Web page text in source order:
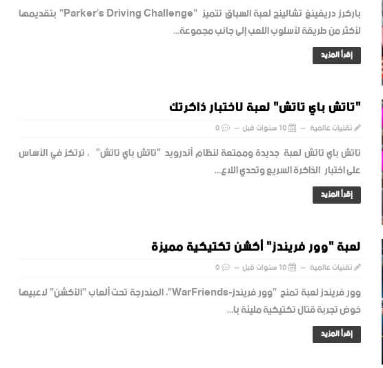
باركرز دريفينغ تشالينج لعبة السباق تتميز "Parker’s Driving Challenge" بتقديمها
لأكثر من طريقة لأسلوب اللعب إلى جانب مجموعة...
إقرأ المزيد
"تاتش باي تاتش" لعبة لاختبار ذاكرتك
تقنيات عالمية 10 سنوات قبل 0
تاتش باي تاتش لعبة جديدة وممتعة لنظام أندرويد "تاتش باي تاتش" ، ترتكز في الأساس
على اختبار الذاكرة السريع وتحدي اللاع...
إقرأ المزيد
لعبة "وور فريندز" أكشن تكتيكية مميزة
تقنيات عالمية 10 سنوات قبل 0
وور فريندز لعبة تمنح "وور فريندز-WarFriends"، المندرجة تحت ألعاب "الأكشن" لاعبيها
خوض تجربة قتال تكتيكية مليئة با...
إقرأ المزيد